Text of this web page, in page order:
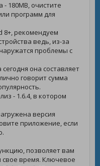
180MB, очистите
программ для
8+, рекомендуем
ведь, из-за
проблемы с
она составляет
говорит сумма
- 1.6.4, в котором
версия
приложение, если
позволяет вам
свое время. Ключевое